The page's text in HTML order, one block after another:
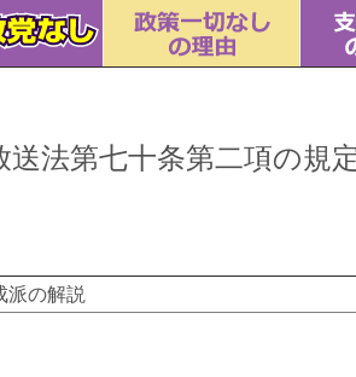
送法第七十条第二項の規
派の解説